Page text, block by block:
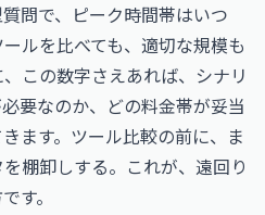
問で、ピーク時間帯はいつ
ルを比べても、適切な規模も
この数字さえあれば、シナリ
要なのか、どの料金帯が妥当
ます。ツール比較の前に、ま
棚卸しする。これが、遠回り
す。